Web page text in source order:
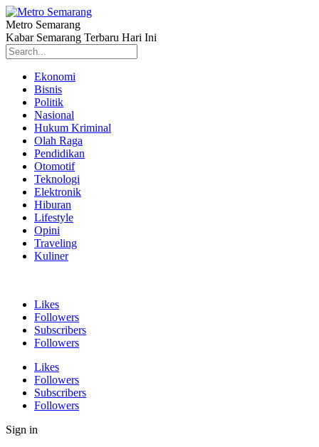
Metro Semarang
Kabar Semarang Terbaru Hari Ini
Ekonomi
Bisnis
Politik
Nasional
Hukum Kriminal
Olah Raga
Pendidikan
Otomotif
Teknologi
Elektronik
Hiburan
Lifestyle
Opini
Traveling
Kuliner
Likes
Followers
Subscribers
Followers
Likes
Followers
Subscribers
Followers
Sign in